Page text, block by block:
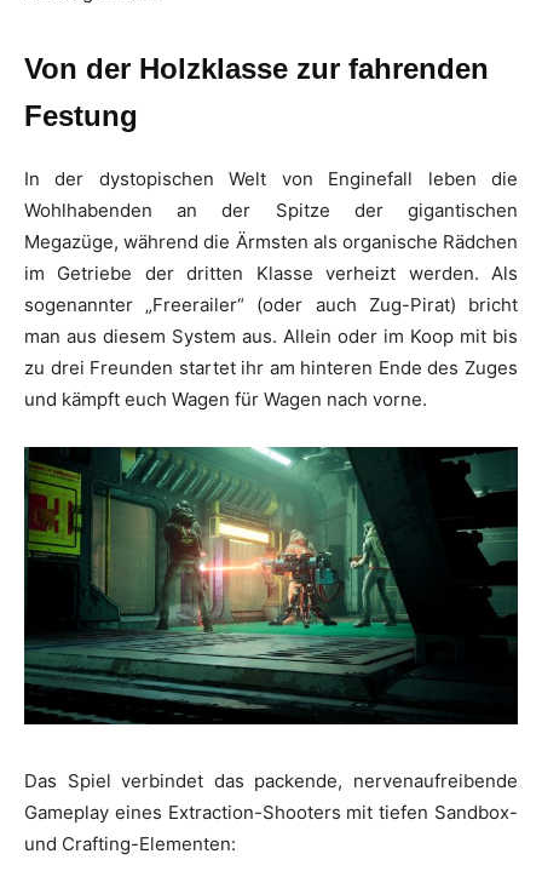
Von der Holzklasse zur fahrenden
Festung
In der dystopischen Welt von Enginefall leben die
Wohlhabenden an der Spitze der gigantischen
Megazüge, während die Ärmsten als organische Rädchen
im Getriebe der dritten Klasse verheizt werden. Als
sogenannter „Freerailer“ (oder auch Zug-Pirat) bricht
man aus diesem System aus. Allein oder im Koop mit bis
zu drei Freunden startet ihr am hinteren Ende des Zuges
und kämpft euch Wagen für Wagen nach vorne.
Das Spiel verbindet das packende, nervenaufreibende
Gameplay eines Extraction-Shooters mit tiefen Sandbox-
und Crafting-Elementen: